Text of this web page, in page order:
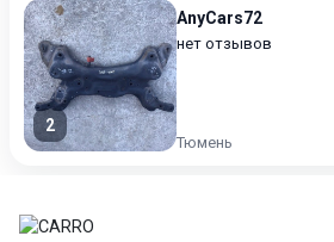
2
AnyCars72
нет отзывов
Тюмень